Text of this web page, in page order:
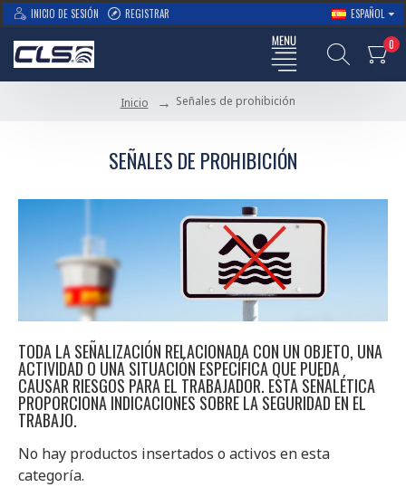
INICIO DE SESIÓN REGISTRAR ESPAÑOL
0
Inicio Señales de prohibición
SEÑALES DE PROHIBICIÓN
TODA LA SEÑALIZACIÓN RELACIONADA CON UN OBJETO, UNA
ACTIVIDAD O UNA SITUACIÓN ESPECÍFICA QUE PUEDA
CAUSAR RIESGOS PARA EL TRABAJADOR. ESTA SEÑALÉTICA
PROPORCIONA INDICACIONES SOBRE LA SEGURIDAD EN EL
TRABAJO.
No hay productos insertados o activos en esta
categoría.